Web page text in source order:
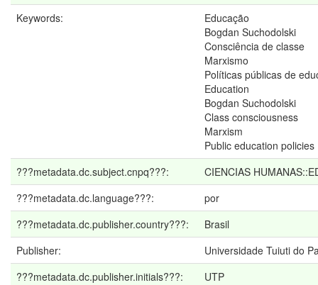
Keywords:
Educação
Bogdan Suchodolski
Consciência de classe
Marxismo
Políticas públicas de
Education
Bogdan Suchodolski
Class consciousness
Marxism
Public education policies
???metadata.dc.subject.cnpq???:
CIENCIAS
???metadata.dc.language???:
por
???metadata.dc.publisher.country???:
Brasil
Publisher:
Universidade Tuiuti do
???metadata.dc.publisher.initials???:
UTP